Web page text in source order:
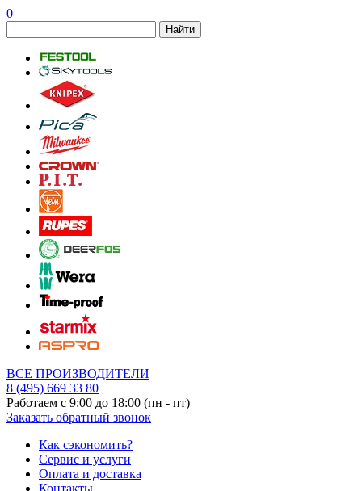
0
Найти
ВСЕ ПРОИЗВОДИТЕЛИ
8 (495) 669 33 80
Работаем с 9:00 до 18:00 (пн - пт)
Заказать обратный звонок
Как сэкономить?
Сервис и услуги
Оплата и доставка
Контакты